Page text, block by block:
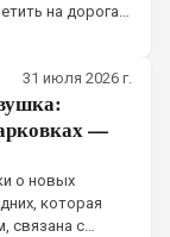
на дорогах.
стали
31 июля 2026 г.
—
о новых
которая
связана с